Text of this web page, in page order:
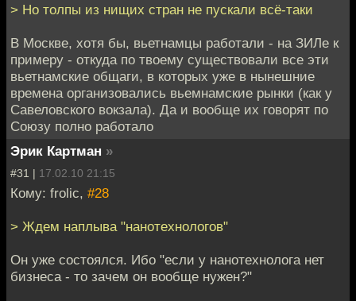
> Но толпы из нищих стран не пускали всё-таки
В Москве, хотя бы, вьетнамцы работали - на ЗИЛе к
примеру - откуда по твоему существовали все эти
вьетнамские общаги, в которых уже в нынешние
времена организовались вьемнамские рынки (как у
Савеловского вокзала). Да и вообще их говорят по
Союзу полно работало
Эрик Картман »
#31 | 17.02.10 21:15
Кому: frolic, #28
> Ждем наплыва "нанотехнологов"
Он уже состоялся. Ибо "если у нанотехнолога нет
бизнеса - то зачем он вообще нужен?"